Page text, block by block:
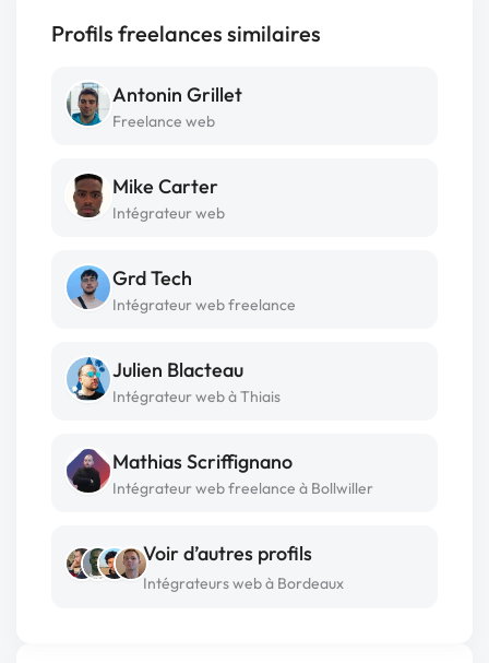
Profils freelances similaires
Antonin Grillet
Freelance web
Mike Carter
Intégrateur web
Grd Tech
Intégrateur web freelance
Julien Blacteau
Intégrateur web à Thiais
Mathias Scriffignano
Intégrateur web freelance à Bollwiller
Voir d’autres profils
Intégrateurs web à Bordeaux